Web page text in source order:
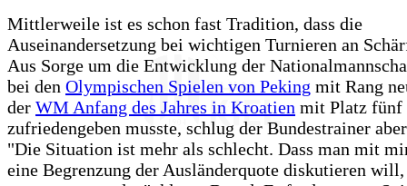
Mittlerweile ist es schon fast Tradition, dass die
Auseinandersetzung bei wichtigen Turnieren an
Aus Sorge um die Entwicklung der
bei den Olympischen Spielen von Peking mit Rang
der WM Anfang des Jahres in Kroatien mit Platz fünf
zufriedengeben musste, schlug der Bundestrainer
"Die Situation ist mehr als schlecht. Dass man mit
eine Begrenzung der Ausländerquote diskutieren